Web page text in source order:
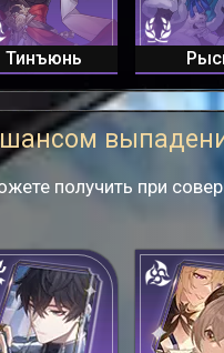
Тинъюнь
получить при